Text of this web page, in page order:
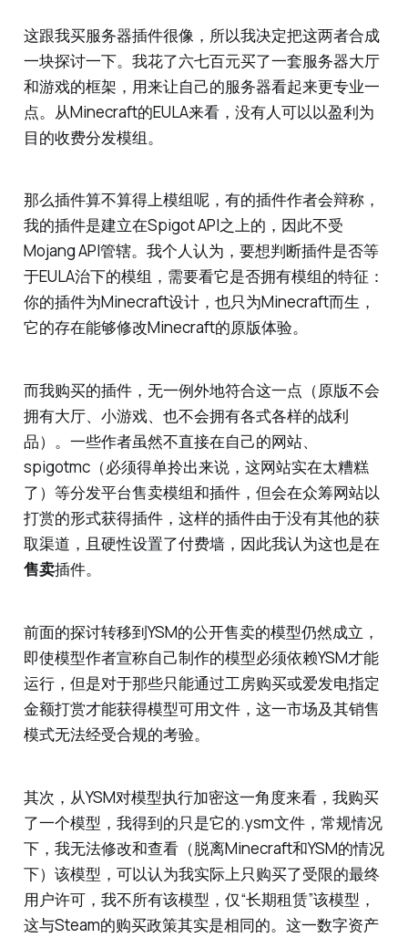
这跟我买服务器插件很像，所以我决定把这两者合成
一块探讨一下。我花了六七百元买了一套服务器大厅
和游戏的框架，用来让自己的服务器看起来更专业一
点。从Minecraft的EULA来看，没有人可以以盈利为
目的收费分发模组。
那么插件算不算得上模组呢，有的插件作者会辩称，
我的插件是建立在Spigot API之上的，因此不受
Mojang API管辖。我个人认为，要想判断插件是否等
于EULA治下的模组，需要看它是否拥有模组的特征：
你的插件为Minecraft设计，也只为Minecraft而生，
它的存在能够修改Minecraft的原版体验。
而我购买的插件，无一例外地符合这一点（原版不会
拥有大厅、小游戏、也不会拥有各式各样的战利
品）。一些作者虽然不直接在自己的网站、
spigotmc（必须得单拎出来说，这网站实在太糟糕
了）等分发平台售卖模组和插件，但会在众筹网站以
打赏的形式获得插件，这样的插件由于没有其他的获
取渠道，且硬性设置了付费墙，因此我认为这也是在
售卖插件。
前面的探讨转移到YSM的公开售卖的模型仍然成立，
即使模型作者宣称自己制作的模型必须依赖YSM才能
运行，但是对于那些只能通过工房购买或爱发电指定
金额打赏才能获得模型可用文件，这一市场及其销售
模式无法经受合规的考验。
其次，从YSM对模型执行加密这一角度来看，我购买
了一个模型，我得到的只是它的.ysm文件，常规情况
下，我无法修改和查看（脱离Minecraft和YSM的情况
下）该模型，可以认为我实际上只购买了受限的最终
用户许可，我不所有该模型，仅“长期租赁”该模型，
这与Steam的购买政策其实是相同的。这一数字资产